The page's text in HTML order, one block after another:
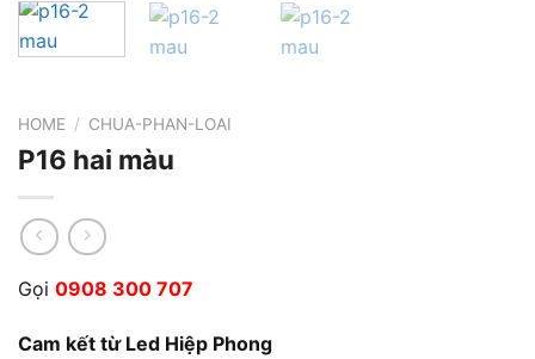
HOME / CHUA-PHAN-LOAI
P16 hai màu
Gọi 0908 300 707
Cam kết từ Led Hiệp Phong